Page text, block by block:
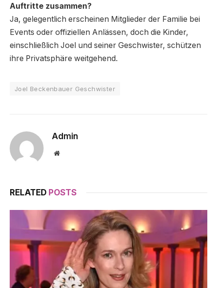
Auftritte zusammen?
Ja, gelegentlich erscheinen Mitglieder der Familie bei
Events oder offiziellen Anlässen, doch die Kinder,
einschließlich Joel und seiner Geschwister, schützen
ihre Privatsphäre weitgehend.
Joel Beckenbauer Geschwister
Admin
Website
RELATED POSTS